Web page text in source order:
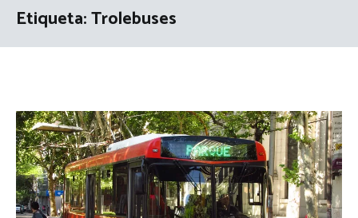
Etiqueta:Trolebuses